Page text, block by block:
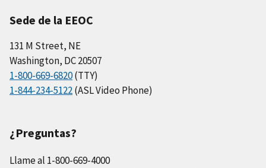
Sede de la EEOC
131 M Street, NE
Washington, DC 20507
1-800-669-6820(TTY)
1-844-234-5122(ASL Video Phone)
¿Preguntas?
Llame al 1-800-669-4000